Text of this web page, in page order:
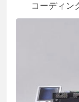
コーディン